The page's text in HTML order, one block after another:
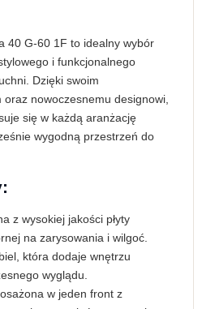
40 G-60 1F to idealny wybór
i funkcjonalnego
Dzięki swoim
nowoczesnemu designowi,
się w każdą aranżację
wygodną przestrzeń do
z wysokiej jakości płyty
na zarysowania i wilgoć.
która dodaje wnętrzu
wyglądu.
w jeden front z